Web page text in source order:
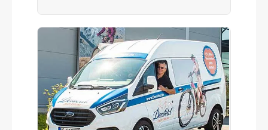
Bosch Intuvia 100
Sattelstütze
Aluminium